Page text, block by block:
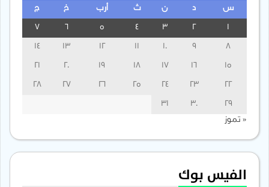
س ن ث أرب خ ج
3
13
14
15
16
17
18
19
20
21
22
23
24
25
26
27
28
29
30
31
« تموز
الفيس بوك